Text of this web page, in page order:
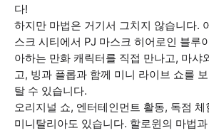
다!
하지만 마법은 거기서 그치지 않습니다.
스크 시티에서 PJ 마스크 히어로인 블루
아하는 만화 캐릭터를 직접 만나고, 마샤
고, 빙과 플롭과 함께 미니 라이브 쇼를
탈 수 있습니다.
오리지널 쇼, 엔터테인먼트 활동, 독점
미니탈리아도 있습니다. 할로윈의 마법